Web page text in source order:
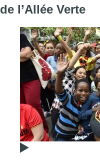
de l’Allée Verte